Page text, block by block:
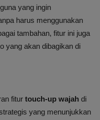
yang ingin
harus menggunakan
tambahan, fitur ini juga
yang akan dibagikan di
fitur touch-up wajah di
yang menunjukkan